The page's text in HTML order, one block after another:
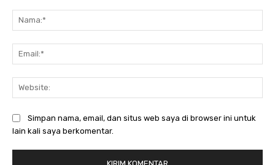
Simpan nama, email, dan situs web saya di browser ini untuk
lain kali saya berkomentar.